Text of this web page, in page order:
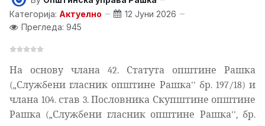
Категорија: Актуелно
12 Јуни 2026
Прегледа: 945
На основу члана 42. Статута општине Рашка
(„Службени гласник општине Рашка'' бр. 197/18) и
члана 104. став 3. Пословника Скупштине општине
Рашка („Службени гласник општине Рашка'', бр.